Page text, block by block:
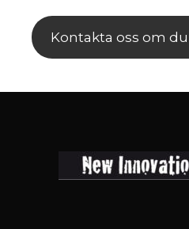
Kontakta oss om